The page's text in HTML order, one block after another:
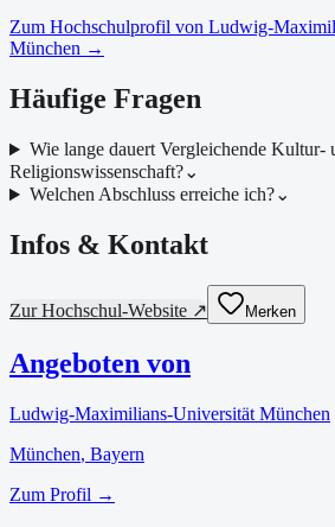
Zum Hochschulprofil von Ludwig-
München →
Häufige Fragen
Wie lange dauert Vergleichende Kultur-
Religionswissenschaft?⌄
Welchen Abschluss erreiche ich?⌄
Infos & Kontakt
Zur Hochschul-Website ↗ Merken
Angeboten von
Ludwig-Maximilians-Universität München
München, Bayern
Zum Profil →